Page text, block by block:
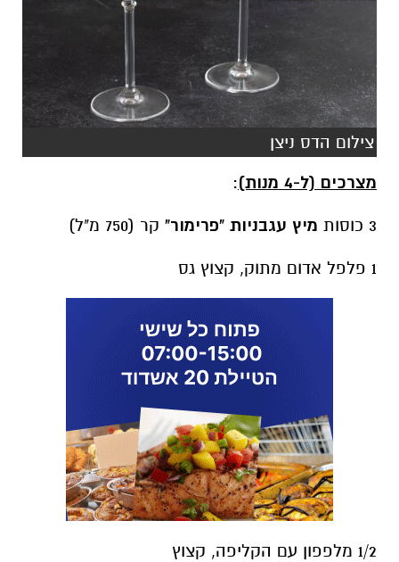
צילום הדס ניצן
מצרכים (ל-4 מנות) :
3 כוסות מיץ עגבניות "פרימור" קר (750 מ"ל)
1 פלפל אדום מתוק, קצוץ גס
1/2 מלפפון עם הקליפה, קצוץ